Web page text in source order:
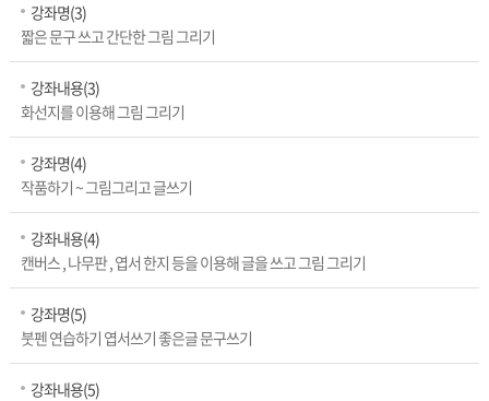
강좌명(3)
짧은 문구 쓰고 간단한 그림 그리기
강좌내용(3)
화선지를 이용해 그림 그리기
강좌명(4)
작품하기 ~ 그림그리고 글쓰기
강좌내용(4)
캔버스 , 나무판 , 엽서 한지 등을 이용해 글을 쓰고 그림 그리기
강좌명(5)
붓펜 연습하기 엽서쓰기 좋은글 문구쓰기
강좌내용(5)